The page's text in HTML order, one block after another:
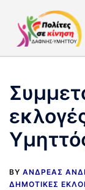
BY ΑΝΔΡΈΑΣ
ΔΗΜΟΤΙΚΈΣ